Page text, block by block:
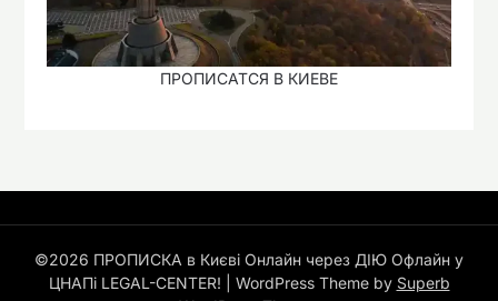
ПРОПИСАТСЯ В КИЕВЕ
©2026 ПРОПИСКА в Києві Онлайн через ДІЮ Офлайн у
ЦНАПі LEGAL-CENTER!
| WordPress Theme by Superb